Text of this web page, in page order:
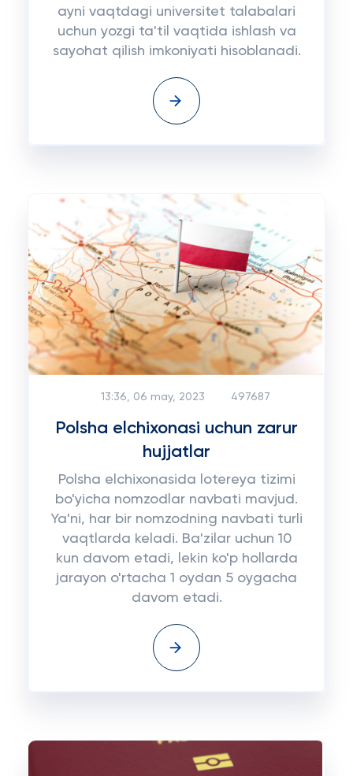
ayni vaqtdagi universitet talabalari
uchun yozgi ta'til vaqtida ishlash va
sayohat qilish imkoniyati hisoblanadi.
13:36, 06 may, 2023 497687
Polsha elchixonasi uchun zarur
hujjatlar
Polsha elchixonasida lotereya tizimi
bo'yicha nomzodlar navbati mavjud.
Ya'ni, har bir nomzodning navbati turli
vaqtlarda keladi. Ba'zilar uchun 10
kun davom etadi, lekin ko'p hollarda
jarayon o'rtacha 1 oydan 5 oygacha
davom etadi.